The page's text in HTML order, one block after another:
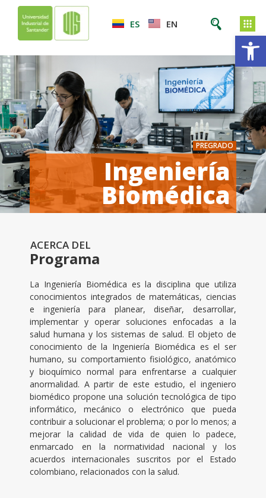
ES EN
PREGRADO
Ingeniería
Biomédica
ACERCA DEL
Programa
La Ingeniería Biomédica es la disciplina que utiliza
conocimientos integrados de matemáticas, ciencias
e ingeniería para planear, diseñar, desarrollar,
implementar y operar soluciones enfocadas a la
salud humana y los sistemas de salud. El objeto de
conocimiento de la Ingeniería Biomédica es el ser
humano, su comportamiento fisiológico, anatómico
y bioquímico normal para enfrentarse a cualquier
anormalidad. A partir de este estudio, el ingeniero
biomédico propone una solución tecnológica de tipo
informático, mecánico o electrónico que pueda
contribuir a solucionar el problema; o por lo menos; a
mejorar la calidad de vida de quien lo padece,
enmarcado en la normatividad nacional y los
acuerdos internacionales suscritos por el Estado
colombiano, relacionados con la salud.